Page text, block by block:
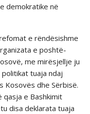
demokratike në
e rëndësishme
e poshtë-
me mirësjellje ju
tuaja ndaj
Kosovës dhe Sërbisë.
e Bashkimit
disa deklarata tuaja